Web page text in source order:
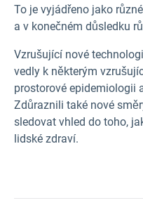
To je vyjádřeno jako
a v konečném důsledku
Vzrušující nové
vedly k některým
prostorové epidemiologii
Zdůraznili také nové
sledovat vhled do toho,
lidské zdraví.